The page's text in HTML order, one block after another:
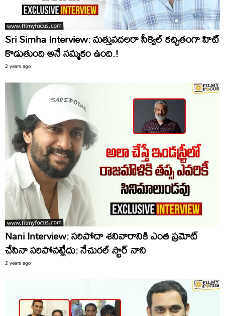
Sri Simha Interview: మత్తువదలరా సీక్వెల్ కచ్చితంగా హిట్
కొడుతుంది అనే నమ్మకం ఉంది.!
2 years ago
Nani Interview: సరిపోదా శనివారానికి ఎంత ప్రమోట్
చేసినా సరిపోవట్లేదు: నేచురల్ స్టార్ నాని
2 years ago